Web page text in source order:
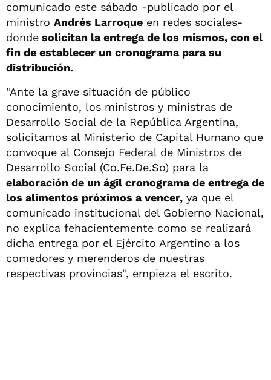
comunicado este sábado -publicado por el
ministro Andrés Larroque en redes sociales-
donde solicitan la entrega de los mismos, con el
fin de establecer un cronograma para su
distribución.
''Ante la grave situación de público
conocimiento, los ministros y ministras de
Desarrollo Social de la República Argentina,
solicitamos al Ministerio de Capital Humano que
convoque al Consejo Federal de Ministros de
Desarrollo Social (Co.Fe.De.So) para la
elaboración de un ágil cronograma de entrega de
los alimentos próximos a vencer, ya que el
comunicado institucional del Gobierno Nacional,
no explica fehacientemente como se realizará
dicha entrega por el Ejército Argentino a los
comedores y merenderos de nuestras
respectivas provincias'', empieza el escrito.